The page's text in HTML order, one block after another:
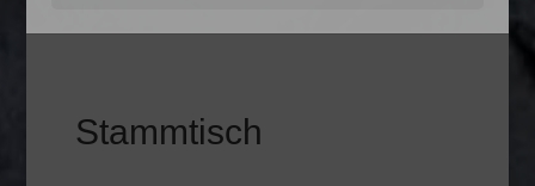
Stammtisch